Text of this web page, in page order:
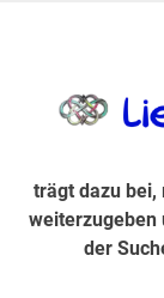
trägt dazu bei,
weiterzugeben
der